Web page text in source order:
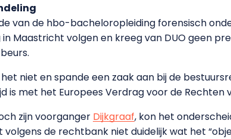
van de hbo-bacheloropleiding forensisch
Maastricht volgen en kreeg van DUO geen
niet en spande een zaak aan bij de
is met het Europees Verdrag voor de Rechten
zijn voorganger Dijkgraaf, kon het
volgens de rechtbank niet duidelijk wat het